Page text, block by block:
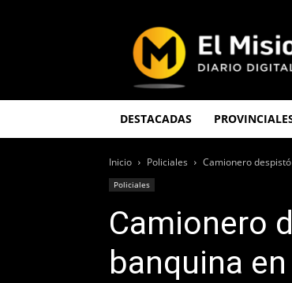
DESTACADAS
Inicio Policiales Camionero
Policiales
Camionero
banquina